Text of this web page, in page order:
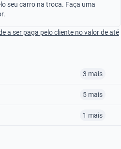
seu carro na troca. Faça uma
a ser paga pelo cliente no valor de até
3 mais
5 mais
1 mais